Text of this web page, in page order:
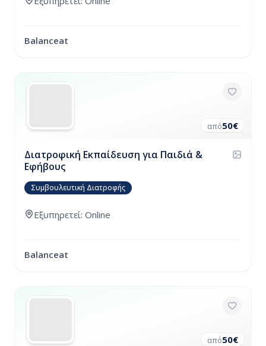
Balanceat
από50€
Διατροφική Εκπαίδευση για Παιδιά &
Εφήβους
Συμβουλευτική Διατροφής
Εξυπηρετεί: Online
Balanceat
από50€